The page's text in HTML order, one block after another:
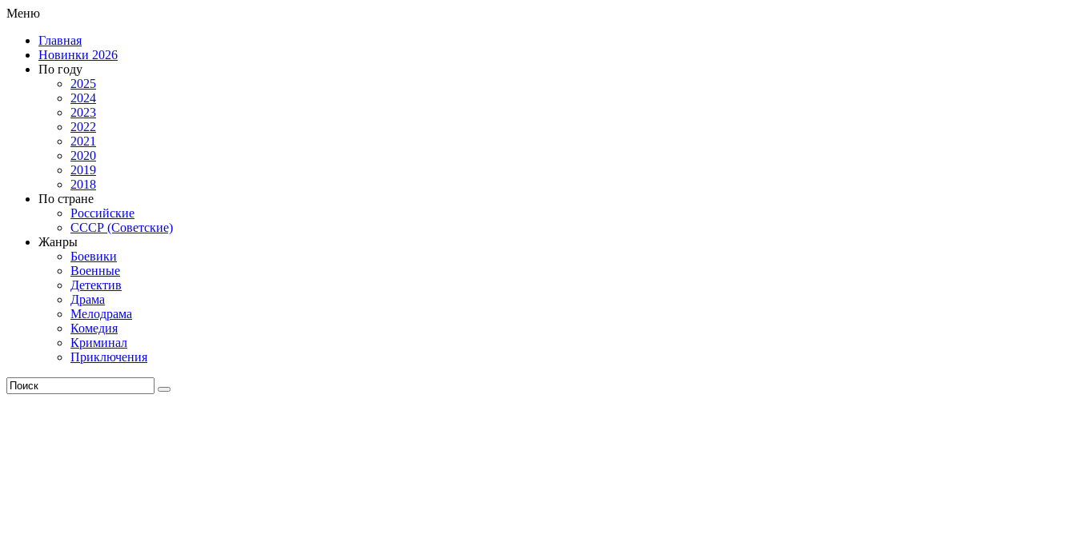
Меню
Главная
Новинки 2026
По году
2025
2024
2023
2022
2021
2020
2019
2018
По стране
Российские
СССР (Советские)
Жанры
Боевики
Военные
Детектив
Драма
Мелодрама
Комедия
Криминал
Приключения